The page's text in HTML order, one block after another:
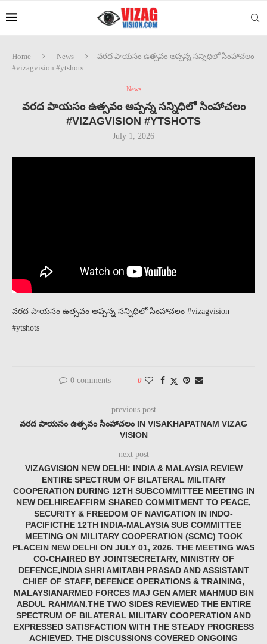
Home News
వరద పాయసం ఉత్సవం అప్పన్న సన్నిధిలో సింహాచలం
#vizagvision #ytshots
News
వరద పాయసం ఉత్సవం అప్పన్న సన్నిధిలో సింహాచలం
#VIZAGVISION #YTSHOTS
July 1, 2026
వరద పాయసం ఉత్సవం అప్పన్న సన్నిధిలో సింహాచలం #vizagvision
#ytshots
0 comments 0
previous post
వరద పాయసం ఉత్సవం సింహాచలం IN VISAKHAPATNAM VIZAG
VISION
next post
VIZAGVISION NEW DELHI: INDIA & MALAYSIA REVIEW
ENTIRE SPECTRUM OF BILATERAL MILITARY
COOPERATION DURING 12TH SUBCOMMITTEE MEETING IN
NEW DELHIREAFFIRM SHARED COMMITMENT TO PEACE,
SECURITY & FREEDOM OF NAVIGATION IN INDO-
PACIFICTHE 12TH INDIA-MALAYSIA SUB COMMITTEE
MEETING ON MILITARY COOPERATION (SCMC) TOOK
PLACEIN NEW DELHI ON JULY 01, 2026. THE MEETING WAS
CO-CHAIRED BY JOINTSECRETARY, MINISTRY OF
DEFENCE,INDIA SHRI AMITABH PRASAD AND ASSISTANT
CHIEF OF STAFF, DEFENCE OPERATIONS & TRAINING,
MALAYSIANARMED FORCES MAJ GEN AMER MAHMUD BIN
ABDUL RAHMAN.THE TWO SIDES REVIEWED THE ENTIRE
SPECTRUM OF BILATERAL MILITARY COOPERATION AND
EXPRESSED SATISFACTION WITH THE STEADY PROGRESS
ACHIEVED. THE DISCUSSIONS COVERED ONGOING